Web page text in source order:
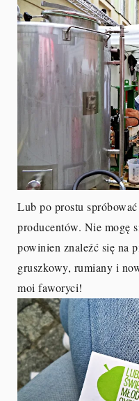
Lub po prostu
producentów. Nie mogę
powinien znaleźć się na
gruszkowy, rumiany i
moi faworyci!